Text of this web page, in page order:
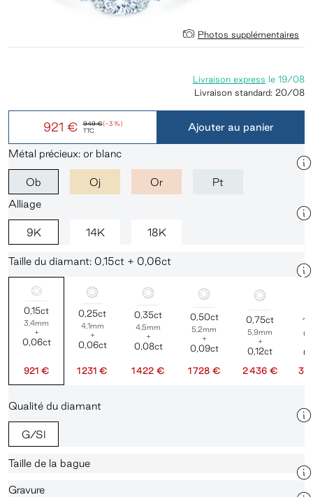
Photos supplémentaires
949 €(-3 %)
921 € TTC
Livraison express le 19/08
Livraison standard: 20/08
Ajouter au panier
Métal précieux: or blanc
Ob Oj Or
Pt
Alliage
9K 14K 18K
Taille du diamant: 0,15ct + 0,06ct
0,15ct
3,4mm
+
0,06ct
921 €
0,25ct
4,1mm
+
0,06ct
1 231 €
0,35ct
4,5mm
+
0,08ct
1 422 €
0,50ct
5,2mm
+
0,09ct
1 728 €
0,75ct
5,9mm
+
0,12ct
2 436 €
3
Qualité du diamant
G/SI
Taille de la bague
Gravure